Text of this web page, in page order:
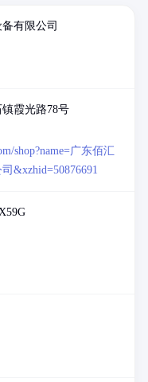
有限公司
霞光路78号
shop?name=广东佰汇
&xzhid=50876691